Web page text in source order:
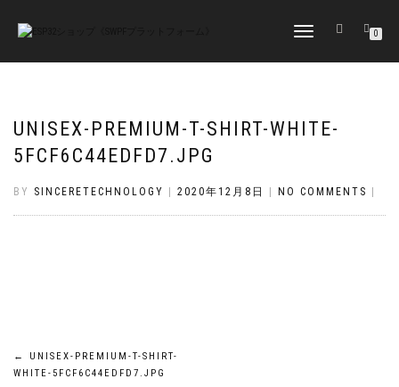
TOGGLE
0
UNISEX-PREMIUM-T-SHIRT-WHITE-
5FCF6C44EDFD7.JPG
BY SINCERETECHNOLOGY 2020年12月8日 NO COMMENTS
投
←
UNISEX-PREMIUM-T-SHIRT-
WHITE-5FCF6C44EDFD7.JPG